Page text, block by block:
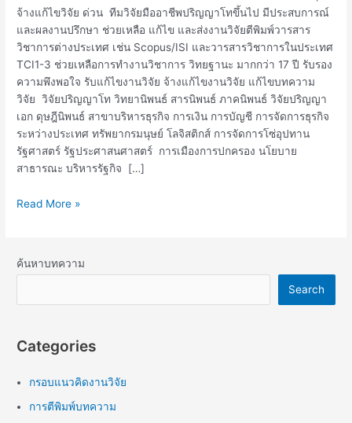
จ้างแก้ไขวิจัย ด่วน ทีมวิจัยมืออาชีพปริญญาโทขึ้นไป มีประสบการณ์
และผลงานปรึกษา ช่วยเหลือ แก้ไข และส่งงานวิจัยตีพิมพ์วารสาร
วิชาการต่างประเทศ เช่น Scopus/ISI และวารสารวิชาการในประเทศ
TCI1-3 ช่วยเหลือการทำงานวิชาการ วิทยฐานะ มากกว่า 17 ปี รับรอง
ความพึงพอใจ รับแก้ไขงานวิจัย จ้างแก้ไขงานวิจัย แก้ไขบทความ
วิจัย วิจัยปริญญาโท วิทยานิพนธ์ สารนิพนธ์ ภาคนิพนธ์ วิจัยปริญญา
เอก ดุษฎีนิพนธ์ สาขาบริหารธุรกิจ การเงิน การบัญชี การจัดการธุรกิจ
ระหว่างประเทศ ทรัพยากรมนุษย์ โลจิสติกส์ การจัดการโซ่อุปทาน
รัฐศาสตร์ รัฐประศาสนศาสตร์ การเมืองการปกครอง นโยบาย
สาธารณะ บริหารรัฐกิจ […]
Read More »
ค้นหาบทความ
Search
Categories
กรอบแนวคิดงานวิจัย
การตีพิมพ์บทความ